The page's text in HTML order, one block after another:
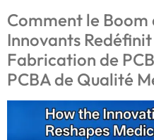
Comment le
Innovants
Fabrication de
PCBA de Qualité